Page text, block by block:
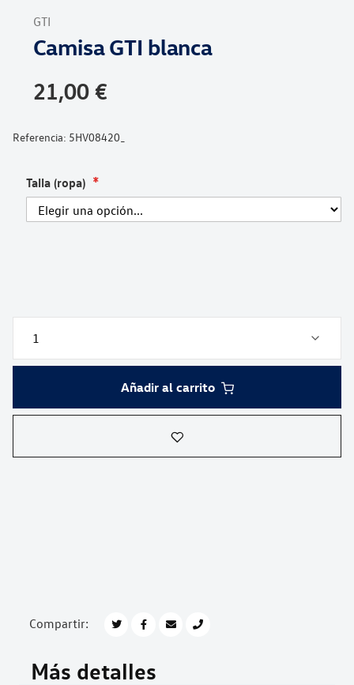
GTI
Camisa GTI blanca
21,00 €
Referencia: 5HV08420_
Talla (ropa)
Añadir al carrito
Compartir:
comienzo
galería
Más detalles